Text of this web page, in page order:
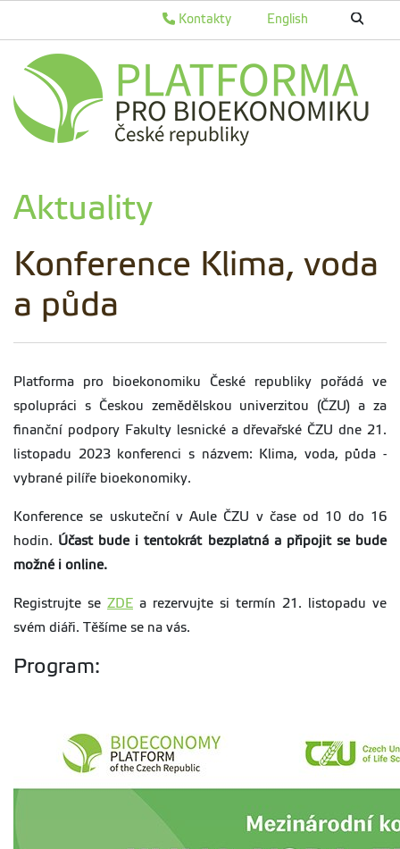
English
Kontakty
Aktuality
Konference Klima, voda
a půda
Platforma pro bioekonomiku České republiky pořádá ve
spolupráci s Českou zemědělskou univerzitou (ČZU) a za
finanční podpory Fakulty lesnické a dřevařské ČZU dne 21.
listopadu 2023 konferenci s názvem: Klima, voda, půda -
vybrané pilíře bioekonomiky.
Konference se uskuteční v Aule ČZU v čase od 10 do 16
hodin. Účast bude i tentokrát bezplatná a připojit se bude
možné i online.
Registrujte se ZDE a rezervujte si termín 21. listopadu ve
svém diáři. Těšíme se na vás.
Program: